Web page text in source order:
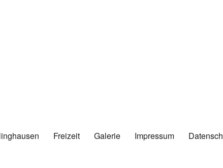
Freizeit Galerie Impressum